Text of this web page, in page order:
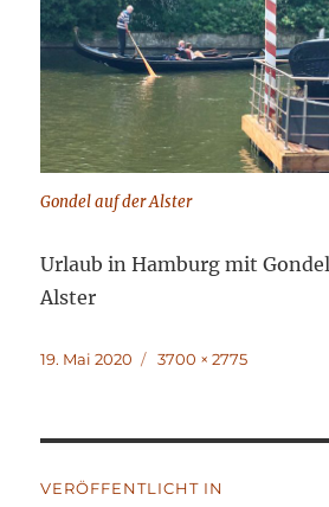
Gondel auf der Alster
Urlaub in Hamburg mit
Alster
Veröffentlicht
19. Mai 2020
Volle
3700 × 2775
VERÖFFENTLICHT IN